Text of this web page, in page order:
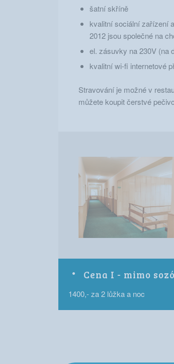
šatní skříně
kvalitní sociální zařízení
2012 jsou společné na
el. zásuvky na 230V (na
kvalitní wi-fi internetové
Stravování je možné v
můžete koupit čerstvé
Cena I - mimo
1400,- za 2 lůžka a noc